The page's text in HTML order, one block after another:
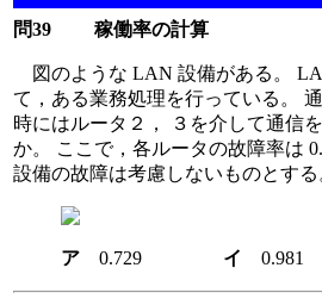
問39
稼働率の計算
図のような LAN 設備がある。
て，ある業務処理を行っている。
時にはルータ２， ３を介して通信
か。 ここで，各ルータの故障率は
設備の故障は考慮しないものとする
ア 0.729 イ